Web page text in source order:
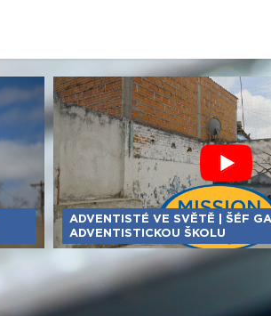
ADVENTISTÉ VE SVĚTĚ | ŠÉF
ADVENTISTICKOU ŠKOLU